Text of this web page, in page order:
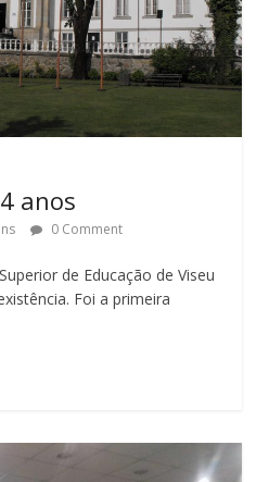
anos
0 Comment
de Educação de Viseu
Foi a primeira